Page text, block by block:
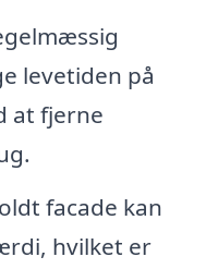
levetiden på
at fjerne
facade kan
hvilket er